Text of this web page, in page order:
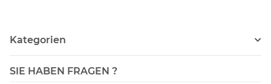
Kategorien
SIE HABEN FRAGEN ?